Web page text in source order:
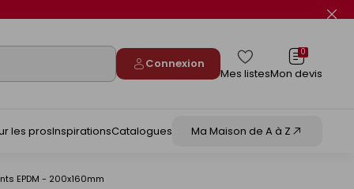
Connexion
Mes listes
0
Mon devis
les prosInspirationsCatalogues Ma Maison de A à Z
EPDM - 200x160mm